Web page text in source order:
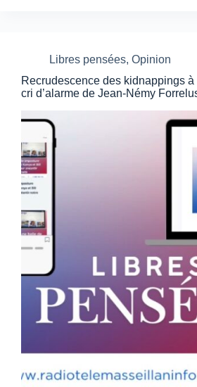
Libres pensées, Opinion
Recrudescence des kidnappings
cri d’alarme de Jean-Némy